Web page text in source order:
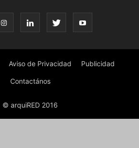
Aviso de Privacidad Publicidad
Contactános
© arquiRED 2016